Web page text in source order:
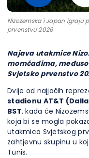
Nizozemska i Japan igraju
prvenstvu 2026
Najava utakmice
momčadima,
Svjetsko prvenstvo
Dvije od najjačih
stadionu AT&T
BST, kada će
koja bi se mogla
utakmica Svjetskog
zahtjevnu skupinu u
Tunis.